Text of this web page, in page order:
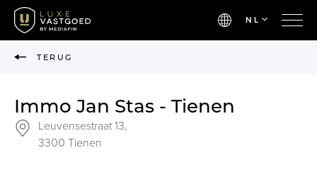
NL
TERUG
Immo Jan Stas - Tienen
Leuvensestraat 13,
3300 Tienen